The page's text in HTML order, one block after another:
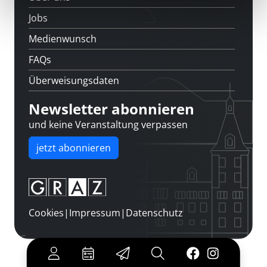
Jobs
Medienwunsch
FAQs
Überweisungsdaten
Newsletter abonnieren
und keine Veranstaltung verpassen
jetzt abonnieren
Cookies| Impressum| Datenschutz